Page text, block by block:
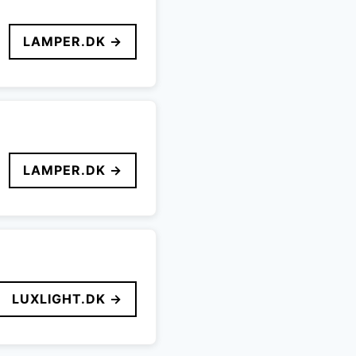
LAMPER.DK →
LAMPER.DK →
LUXLIGHT.DK →